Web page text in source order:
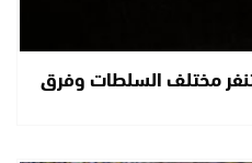
مختلف السلطات وفرق